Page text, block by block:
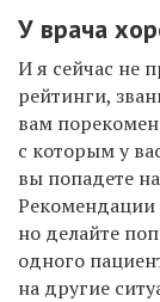
У врача
И я сейчас не
рейтинги,
вам
с которым у
вы попадете
но делайте
одного
на другие